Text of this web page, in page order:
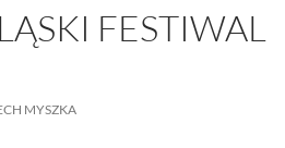
FESTIWAL
MYSZKA